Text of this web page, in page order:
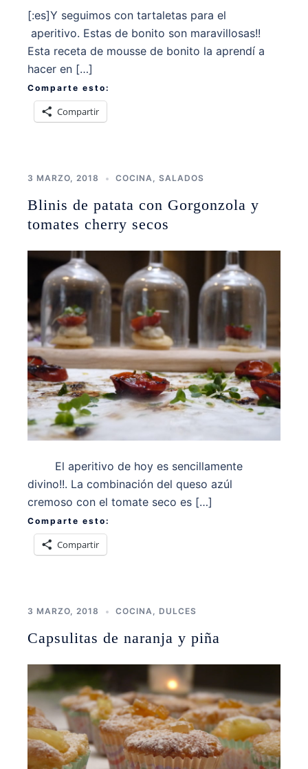
[:es]Y seguimos con tartaletas para el
aperitivo. Estas de bonito son maravillosas!!
Esta receta de mousse de bonito la aprendí a
hacer en […]
Comparte esto:
Compartir
3 MARZO, 2018 COCINA SALADOS
Blinis de patata con Gorgonzola y
tomates cherry secos
El aperitivo de hoy es sencillamente
divino!!. La combinación del queso azúl
cremoso con el tomate seco es […]
Comparte esto:
Compartir
3 MARZO, 2018 COCINA DULCES
Capsulitas de naranja y piña